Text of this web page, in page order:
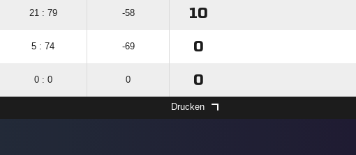
21 : 79 -58 10
5 : 74 -69 0
0 : 0 0 0
Drucken